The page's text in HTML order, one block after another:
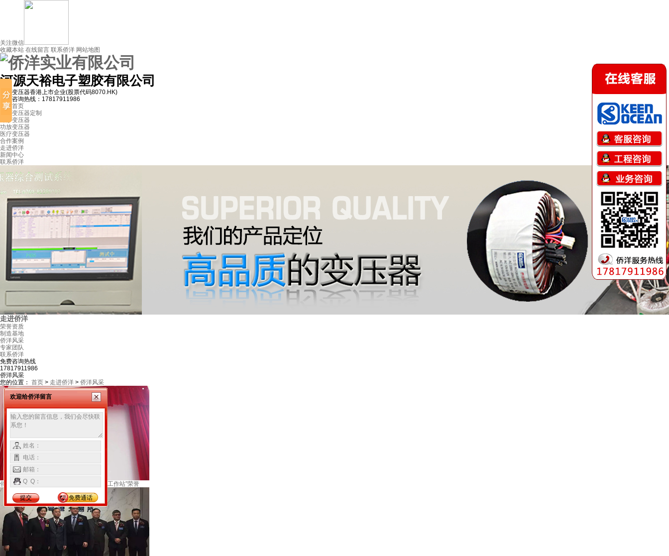
关注微信
收藏本站 在线留言 联系侨洋 网站地图
河源天裕电子塑胶有限公司
环形变压器香港上市企业(股票代码8070.HK)
免费咨询热线： 17817911986
侨洋首页
环形变压器定制
环形变压器
功放变压器
医疗变压器
合作案例
走进侨洋
新闻中心
联系侨洋
走进侨洋
荣誉资质
制造基地
侨洋风采
专家团队
联系侨洋
免费咨询热线
17817911986
侨洋风采
您的位置： 首页 > 走进侨洋 > 侨洋风采
侨洋实业(天裕电子)获“广东省科学院企业工作站”荣誉
欢迎给侨洋留言
姓名：
电话：
邮箱：
Q Q：
提交 免费通话